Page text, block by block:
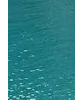
Грецька влада
назвали
Про це
пише
У демарші
морському
середовищу.
«Перенесення